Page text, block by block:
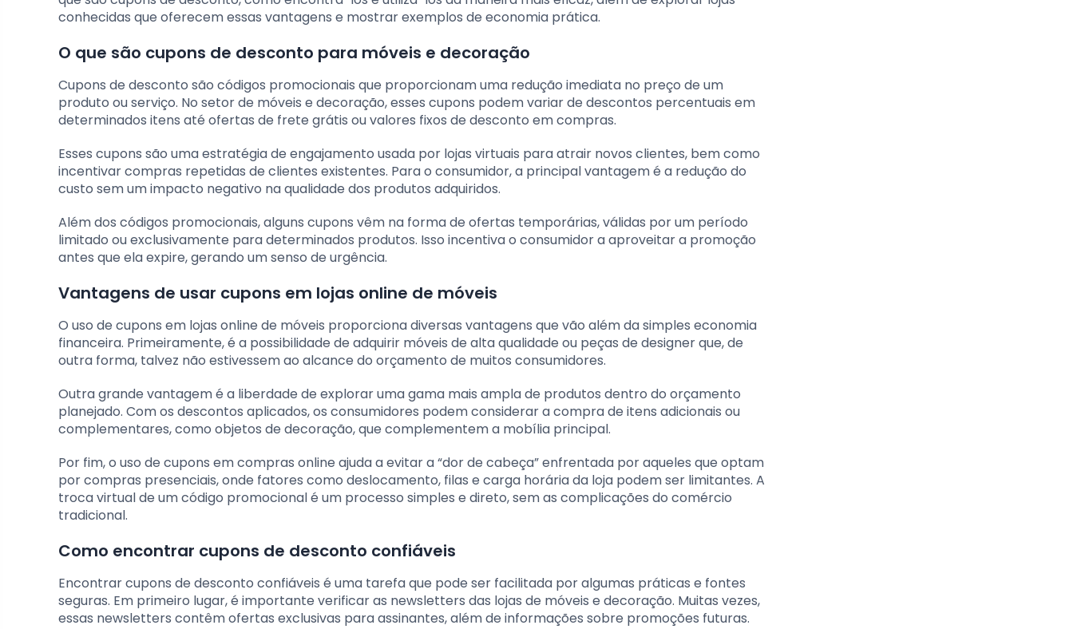
conhecidas que oferecem essas vantagens e mostrar exemplos de economia prática.
O que são cupons de desconto para móveis e decoração
Cupons de desconto são códigos promocionais que proporcionam uma redução imediata no preço de um
produto ou serviço. No setor de móveis e decoração, esses cupons podem variar de descontos percentuais em
determinados itens até ofertas de frete grátis ou valores fixos de desconto em compras.
Esses cupons são uma estratégia de engajamento usada por lojas virtuais para atrair novos clientes, bem como
incentivar compras repetidas de clientes existentes. Para o consumidor, a principal vantagem é a redução do
custo sem um impacto negativo na qualidade dos produtos adquiridos.
Além dos códigos promocionais, alguns cupons vêm na forma de ofertas temporárias, válidas por um período
limitado ou exclusivamente para determinados produtos. Isso incentiva o consumidor a aproveitar a promoção
antes que ela expire, gerando um senso de urgência.
Vantagens de usar cupons em lojas online de móveis
O uso de cupons em lojas online de móveis proporciona diversas vantagens que vão além da simples economia
financeira. Primeiramente, é a possibilidade de adquirir móveis de alta qualidade ou peças de designer que, de
outra forma, talvez não estivessem ao alcance do orçamento de muitos consumidores.
Outra grande vantagem é a liberdade de explorar uma gama mais ampla de produtos dentro do orçamento
planejado. Com os descontos aplicados, os consumidores podem considerar a compra de itens adicionais ou
complementares, como objetos de decoração, que complementem a mobília principal.
Por fim, o uso de cupons em compras online ajuda a evitar a “dor de cabeça” enfrentada por aqueles que optam
por compras presenciais, onde fatores como deslocamento, filas e carga horária da loja podem ser limitantes. A
troca virtual de um código promocional é um processo simples e direto, sem as complicações do comércio
tradicional.
Como encontrar cupons de desconto confiáveis
Encontrar cupons de desconto confiáveis é uma tarefa que pode ser facilitada por algumas práticas e fontes
seguras. Em primeiro lugar, é importante verificar as newsletters das lojas de móveis e decoração. Muitas vezes,
essas newsletters contêm ofertas exclusivas para assinantes, além de informações sobre promoções futuras.